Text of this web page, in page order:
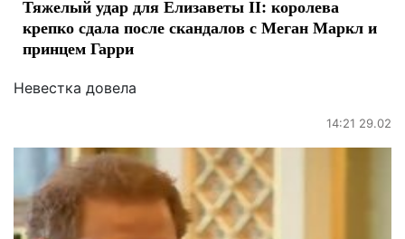
Тяжелый удар для Елизаветы ІІ: королева
крепко сдала после скандалов с Меган Маркл и
принцем Гарри
Невестка довела
14:21 29.02